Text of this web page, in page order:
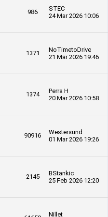
986
STEC
24 Mar 2026 10:06
1371
NoTimetoDrive
21 Mar 2026 19:46
1374
Perra H
20 Mar 2026 10:58
90916
Westersund
01 Mar 2026 19:26
2145
BStankic
25 Feb 2026 12:20
Nillet